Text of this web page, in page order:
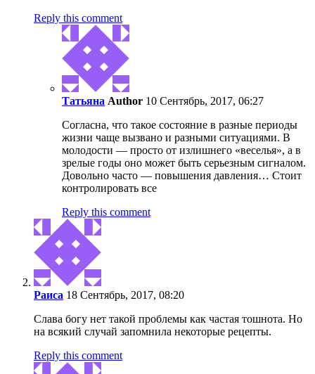
Reply this comment
Татьяна Author 10 Сентябрь, 2017, 06:27
Согласна, что такое состояние в разные периоды
жизни чаще вызвано и разными ситуациями. В
молодости — просто от излишнего «веселья», а в
зрелые годы оно может быть серьезным сигналом.
Довольно часто — повышения давления… Стоит
контролировать все
Reply this comment
Раиса 18 Сентябрь, 2017, 08:20
Слава богу нет такой проблемы как частая тошнота. Но
на всякий случай запомнила некоторые рецепты.
Reply this comment